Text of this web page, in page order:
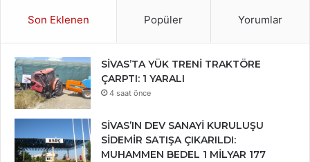
Son Eklenen Popüler Yorumlar
SİVAS’TA YÜK TRENİ TRAKTÖRE
ÇARPTI: 1 YARALI
4 saat önce
SİVAS’IN DEV SANAYİ KURULUŞU
SİDEMİR SATIŞA ÇIKARILDI:
MUHAMMEN BEDEL 1 MİLYAR 177